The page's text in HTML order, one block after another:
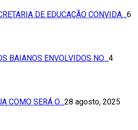
DE EDUCAÇÃO CONVIDA…6
BAIANOS ENVOLVIDOS NO…4
COMO SERÁ O…28 agosto, 2025